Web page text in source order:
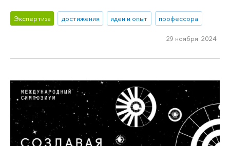
Экспертиза достижения идеи и опыт профессора
29 ноября 2024